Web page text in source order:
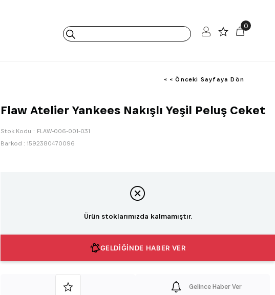
0
< < Önceki Sayfaya Dön
Flaw Atelier Yankees Nakışlı Yeşil Peluş Ceket
Stok Kodu
FLAW-006-001-031
Barkod : 1592380470096
Ürün stoklarımızda kalmamıştır.
GELDİĞİNDE HABER VER
Gelince Haber Ver